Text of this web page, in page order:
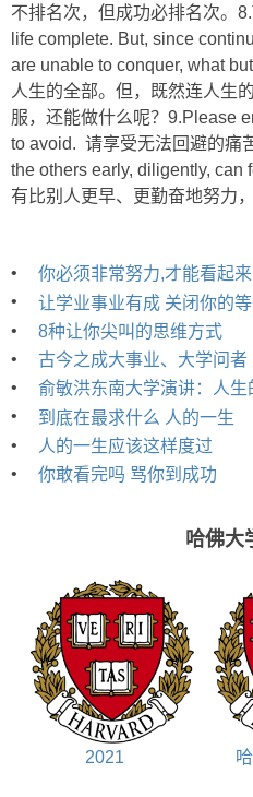
不排名次，但成功必排名次。
life complete. But, since
are unable to conquer, what
人生的全部。但，既然连人
服，还能做什么呢？9.Please
to avoid. 请享受无法回避的痛
the others early, diligently,
有比别人更早、更勤奋地努力
•
你必须非常努力,才能看起来
•
让学业事业有成 关闭你的
•
8种让你尖叫的思维方式
•
古今之成大事业、大学问
•
俞敏洪东南大学演讲：人生
•
到底在最求什么 人的一生
•
人的一生应该这样度过
•
你敢看完吗 骂你到成功
哈佛大
2021